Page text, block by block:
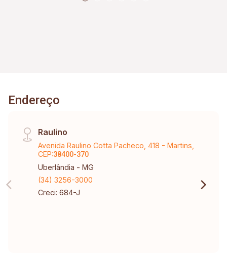
Endereço
Raulino
Avenida Raulino Cotta Pacheco, 418 - Martins,
CEP:38400-370
Uberlândia - MG
(34) 3256-3000
Creci: 684-J